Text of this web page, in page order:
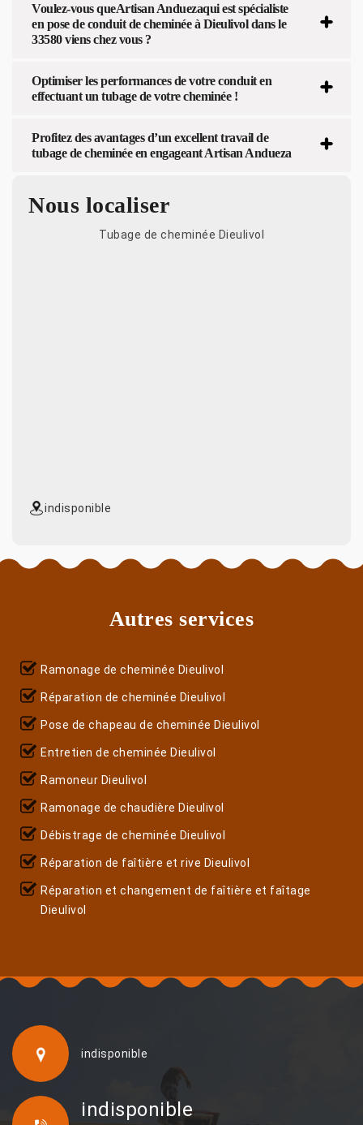
Voulez-vous queArtisan Anduezaqui est spécialiste
en pose de conduit de cheminée à Dieulivol dans le
33580 viens chez vous ?
Optimiser les performances de votre conduit en
effectuant un tubage de votre cheminée !
Profitez des avantages d’un excellent travail de
tubage de cheminée en engageant Artisan Andueza
Nous localiser
Tubage de cheminée Dieulivol
indisponible
Autres services
Ramonage de cheminée Dieulivol
Réparation de cheminée Dieulivol
Pose de chapeau de cheminée Dieulivol
Entretien de cheminée Dieulivol
Ramoneur Dieulivol
Ramonage de chaudière Dieulivol
Débistrage de cheminée Dieulivol
Réparation de faîtière et rive Dieulivol
Réparation et changement de faîtière et faîtage
Dieulivol
indisponible
indisponible